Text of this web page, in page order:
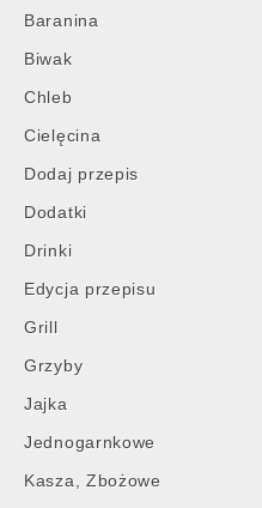
Main
menu
Skip
content
Baranina
Biwak
Chleb
Cielęcina
Dodaj przepis
Dodatki
Drinki
Edycja przepisu
Grill
Grzyby
Jajka
Jednogarnkowe
Kasza, Zbożowe